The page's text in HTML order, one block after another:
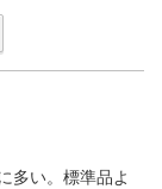
多い。標準品よ